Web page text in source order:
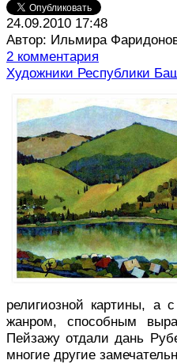
24.09.2010 17:48
Автор: Ильмира
2 комментария
Художники Республики
религиозной картины, а
жанром, спо­собным
Пейзажу от­дали дань
многие другие